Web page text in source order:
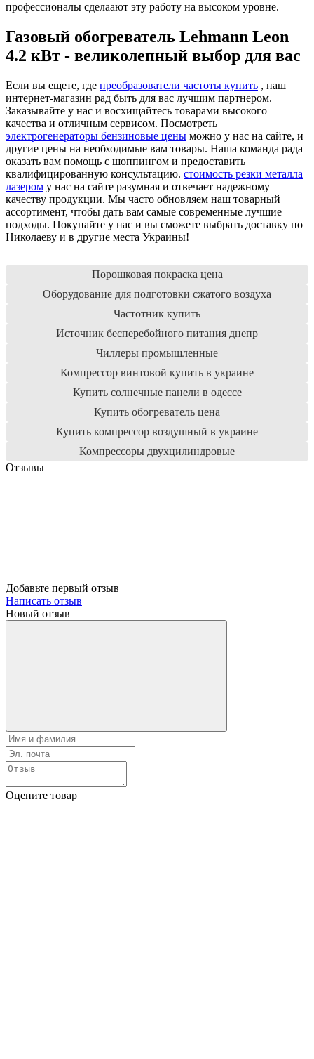
профессионалы сделаают эту работу на высоком уровне.
Газовый обогреватель Lehmann Leon
4.2 кВт - великолепный выбор для вас
Если вы ещете, где преобразователи частоты купить , наш
интернет-магазин рад быть для вас лучшим партнером.
Заказывайте у нас и восхищайтесь товарами высокого
качества и отличным сервисом. Посмотреть
электрогенераторы бензиновые цены можно у нас на сайте, и
другие цены на необходимые вам товары. Наша команда рада
оказать вам помощь с шоппингом и предоставить
квалифицированную консультацию. стоимость резки металла
лазером у нас на сайте разумная и отвечает надежному
качеству продукции. Мы часто обновляем наш товарный
ассортимент, чтобы дать вам самые современные лучшие
подходы. Покупайте у нас и вы сможете выбрать доставку по
Николаеву и в другие места Украины!
Порошковая покраска цена
Оборудование для подготовки сжатого воздуха
Частотник купить
Источник бесперебойного питания днепр
Чиллеры промышленные
Компрессор винтовой купить в украине
Купить солнечные панели в одессе
Купить обогреватель цена
Купить компрессор воздушный в украине
Компрессоры двухцилиндровые
Отзывы
Добавьте первый отзыв
Написать отзыв
Новый отзыв
Оцените товар